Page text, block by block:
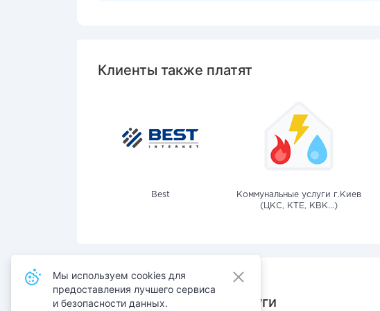
Клиенты также платят
Best
Коммунальные услуги г.Киев
(ЦКС, КТЕ, КВК...)
Также оплачивают услуги
Мы используем cookies для
предоставления лучшего сервиса
и безопасности данных.